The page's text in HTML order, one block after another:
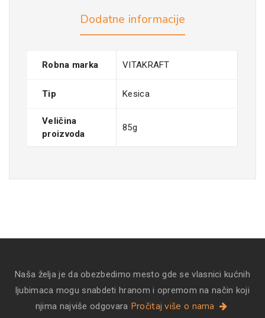
Dodatne informacije
Robna marka VITAKRAFT
Tip Kesica
Veličina
proizvoda
85g
Naša želja je da obezbedimo mesto gde se vlasnici kućnih
ljubimaca mogu snabdeti hranom i opremom na način koji
njima najviše odgovara Pročitaj više o nama